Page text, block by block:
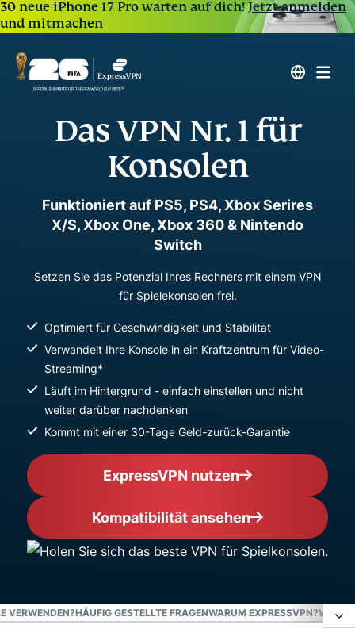
30 neue iPhone 17 Pro warten auf dich!Jetzt anmelden
und mitmachen
Das VPN Nr. 1 für
Konsolen
Funktioniert auf PS5, PS4, Xbox Serires
X/S, Xbox One, Xbox 360 & Nintendo
Switch
Setzen Sie das Potenzial Ihres Rechners mit einem VPN
für Spielekonsolen frei.
Optimiert für Geschwindigkeit und Stabilität
Verwandelt Ihre Konsole in ein Kraftzentrum für Video-
Streaming*
Läuft im Hintergrund - einfach einstellen und nicht
weiter darüber nachdenken
Kommt mit einer 30-Tage Geld-zurück-Garantie
ExpressVPN nutzen
Kompatibilität ansehen
VERWENDEN?HÄUFIG GESTELLTE FRAGENWARUM EXPRESSVPN?